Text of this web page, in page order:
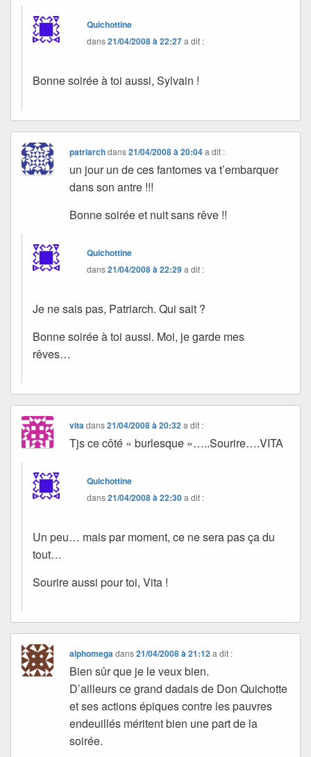
Quichottine
dans21/04/2008 à 22:27a dit :
Bonne soirée à toi aussi, Sylvain !
patriarchdans21/04/2008 à 20:04 a dit :
un jour un de ces fantomes va t’embarquer
dans son antre !!!
Bonne soirée et nuit sans rêve !!
Quichottine
dans21/04/2008 à 22:29a dit :
Je ne sais pas, Patriarch. Qui sait ?
Bonne soirée à toi aussi. Moi, je garde mes
rêves…
vitadans21/04/2008 à 20:32 a dit :
Tjs ce côté « burlesque »…..Sourire….VITA
Quichottine
dans21/04/2008 à 22:30a dit :
Un peu… mais par moment, ce ne sera pas ça du
tout…
Sourire aussi pour toi, Vita !
alphomegadans21/04/2008 à 21:12 a dit :
Bien sûr que je le veux bien.
D’ailleurs ce grand dadais de Don Quichotte
et ses actions épiques contre les pauvres
endeuillés méritent bien une part de la
soirée.